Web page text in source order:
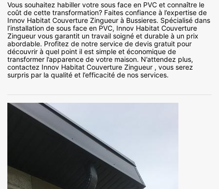
Vous souhaitez habiller votre sous face en PVC et connaître le
coût de cette transformation? Faites confiance à l’expertise de
Innov Habitat Couverture Zingueur à Bussieres. Spécialisé dans
l’installation de sous face en PVC, Innov Habitat Couverture
Zingueur vous garantit un travail soigné et durable à un prix
abordable. Profitez de notre service de devis gratuit pour
découvrir à quel point il est simple et économique de
transformer l’apparence de votre maison. N’attendez plus,
contactez Innov Habitat Couverture Zingueur , vous serez
surpris par la qualité et l’efficacité de nos services.